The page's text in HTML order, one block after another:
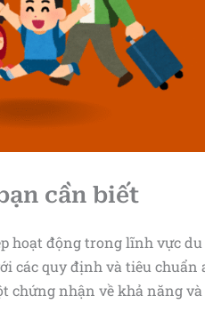
cần biết
hoạt động trong lĩnh vực
các quy định và tiêu
chứng nhận về khả năng